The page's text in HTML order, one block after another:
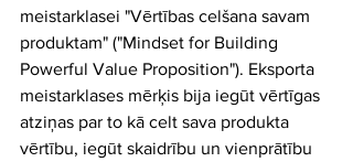
meistarklasei "Vērtības celšana savam
produktam" ("Mindset for Building
Powerful Value Proposition"). Eksporta
meistarklases mērķis bija iegūt vērtīgas
atziņas par to kā celt sava produkta
vērtību, iegūt skaidrību un vienprātību